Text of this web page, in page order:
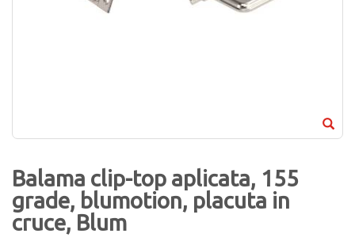
Balama clip-top aplicata, 155
grade, blumotion, placuta in
cruce, Blum